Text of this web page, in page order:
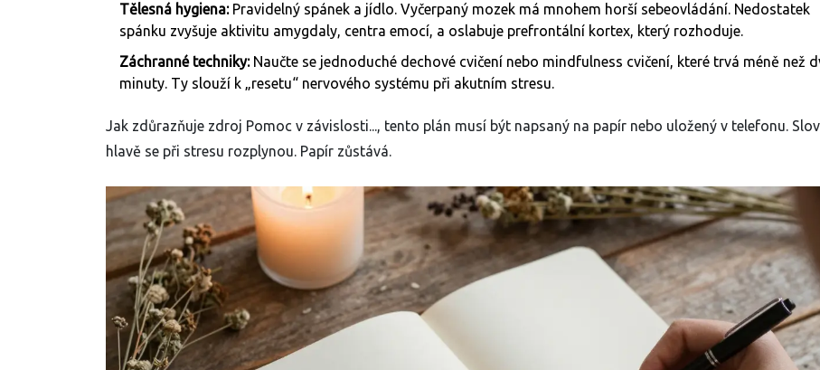
Tělesná hygiena:Pravidelný spánek a jídlo. Vyčerpaný mozek má mnohem horší sebeovládání. Nedostatek
spánku zvyšuje aktivitu amygdaly, centra emocí, a oslabuje prefrontální kortex, který rozhoduje.
Záchranné techniky:Naučte se jednoduché dechové cvičení nebo mindfulness cvičení, které trvá méně než
minuty. Ty slouží k „resetu“ nervového systému při akutním stresu.
Jak zdůrazňuje zdroj Pomoc v závislosti..., tento plán musí být napsaný na papír nebo uložený v telefonu.
hlavě se při stresu rozplynou. Papír zůstává.